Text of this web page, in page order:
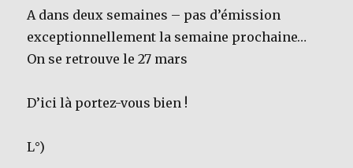
A dans deux semaines – pas d’émission
exceptionnellement la semaine prochaine…
On se retrouve le 27 mars
D’ici là portez-vous bien !
L°)